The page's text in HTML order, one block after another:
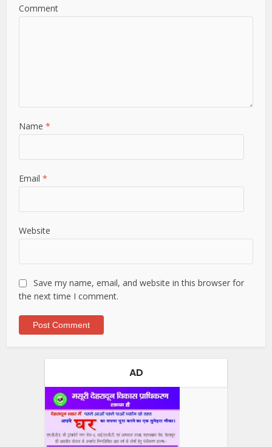
Comment
Name*
Email*
Website
Save my name, email, and website in this browser for
the next time I comment.
AD